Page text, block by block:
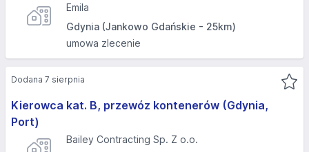
Emila
Gdynia (Jankowo Gdańskie - 25km)
umowa zlecenie
Kierowca kat. B, przewóz kontenerów (Gdynia,
Port)
Bailey Contracting Sp. Z o.o.
Dodana 7 sierpnia